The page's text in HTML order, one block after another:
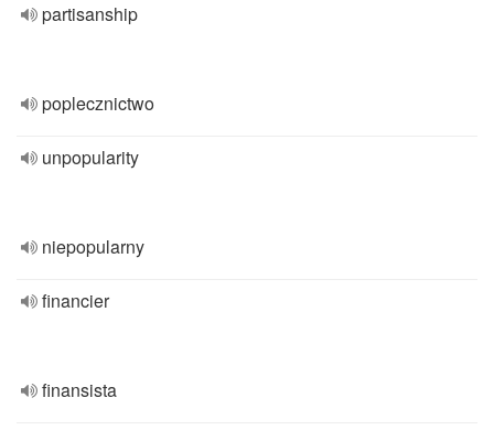
partisanship
poplecznictwo
unpopularity
niepopularny
financier
finansista